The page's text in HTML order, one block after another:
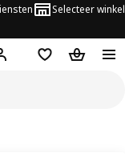
Selecteer winkel
Log inVerlanglijstje